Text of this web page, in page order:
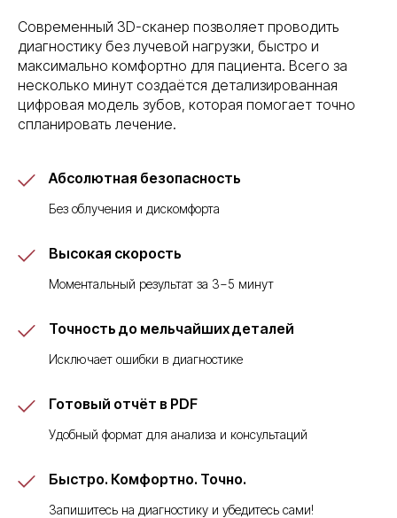
Современный 3D-сканер позволяет проводить
диагностику без лучевой нагрузки, быстро и
максимально комфортно для пациента. Всего за
несколько минут создаётся детализированная
цифровая модель зубов, которая помогает точно
спланировать лечение.
Абсолютная безопасность
Без облучения и дискомфорта
Высокая скорость
Моментальный результат за 3−5 минут
Точность до мельчайших деталей
Исключает ошибки в диагностике
Готовый отчёт в PDF
Удобный формат для анализа и консультаций
Быстро. Комфортно. Точно.
Запишитесь на диагностику и убедитесь сами!